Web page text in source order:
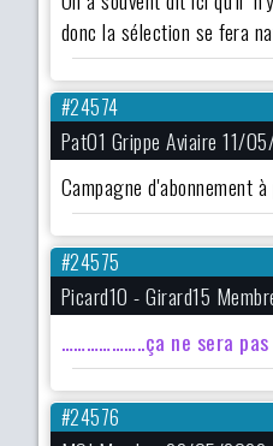
donc la sélection se fera
#24574
Pat01 Grippe Aviaire 11/
Campagne d'abonnement
#24575
Picard10 - Girard15
………………..ça ne sera
#24576